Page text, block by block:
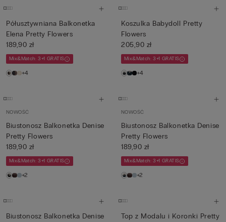
Półusztywniana Balkonetka
Elena Pretty Flowers
189,90 zł
Mix&Match: 3+1 GRATIS
+4
Koszulka Babydoll Pretty
Flowers
205,90 zł
Mix&Match: 3+1 GRATIS
+4
NOWOŚĆ
Biustonosz Balkonetka Denise
Pretty Flowers
189,90 zł
Mix&Match: 3+1 GRATIS
+2
NOWOŚĆ
Biustonosz Balkonetka Denise
Pretty Flowers
189,90 zł
Mix&Match: 3+1 GRATIS
+2
Biustonosz Balkonetka Denise
Top z Modalu i Koronki Pretty